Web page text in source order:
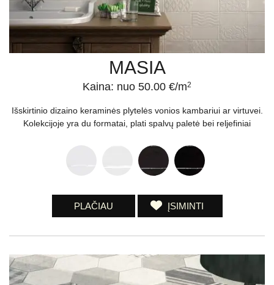
MASIA
Kaina: nuo 50.00 €/m2
Išskirtinio dizaino keraminės plytelės vonios kambariui ar virtuvei.
Kolekcijoje yra du formatai, plati spalvų paletė bei reljefiniai
PLAČIAU ĮSIMINTI